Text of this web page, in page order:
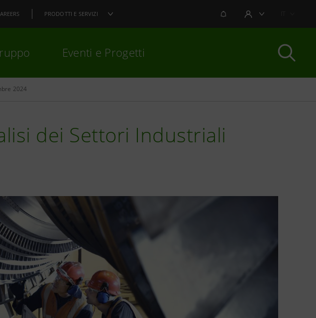
PRODOTTI E SERVIZI NOTIFICHEAREA UTENTE
Eventi e Progetti
2024
dei Settori Industriali